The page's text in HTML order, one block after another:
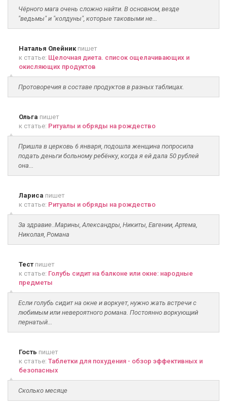
Чёрного мага очень сложно найти. В основном, везде
"ведьмы" и "колдуны", которые таковыми не...
Наталья Олейникпишет
к статье: Щелочная диета. список ощелачивающих и
окисляющих продуктов
Протоворечия в составе продуктов в разных таблицах.
Ольга пишет
к статье: Ритуалы и обряды на рождество
Пришла в церковь 6 января, подошла женщина попросила
подать деньги больному ребёнку, когда я ей дала 50 рублей
она...
Лариса пишет
к статье: Ритуалы и обряды на рождество
За здравие..Марины, Александры, Никиты, Евгении, Артема,
Николая, Романа
Тест пишет
к статье: Голубь сидит на балконе или окне: народные
предметы
Если голубь сидит на окне и воркует, нужно жать встречи с
любимым или невероятного романа. Постоянно воркующий
пернатый...
Гость пишет
к статье: Таблетки для похудения - обзор эффективных и
безопасных
Сколько месяце